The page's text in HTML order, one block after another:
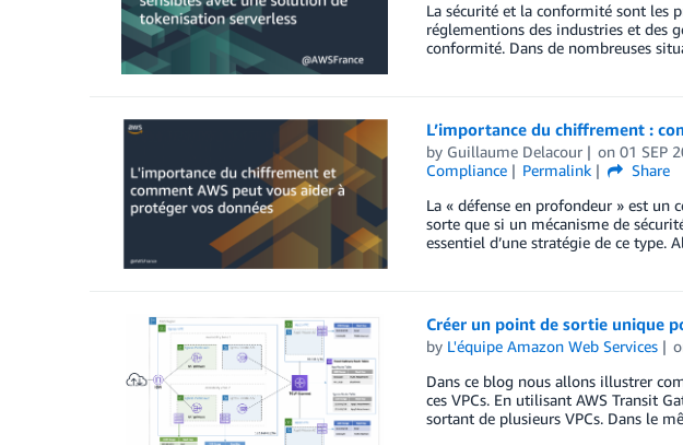
La sécurité et la conformité sont les
réglementions des industries et des
conformité. Dans de nombreuses
L’importance du chiffrement :
by Guillaume Delacour on01 SEP
Compliance
Permalink
Share
La « défense en profondeur » est un
sorte que si un mécanisme de
essentiel d’une stratégie de ce type.
Créer un point de sortie unique
by L'équipe Amazon Web Services
Dans ce blog nous allons illustrer
ces VPCs. En utilisant AWS Transit
sortant de plusieurs VPCs. Dans le